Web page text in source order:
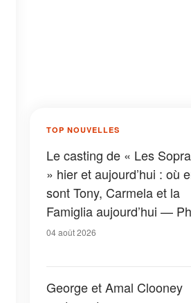
TOP NOUVELLES
Le casting de « Les
» hier et aujourd’hui : où
sont Tony, Carmela et la
Famiglia aujourd’hui —
04 août 2026
George et Amal Clooney